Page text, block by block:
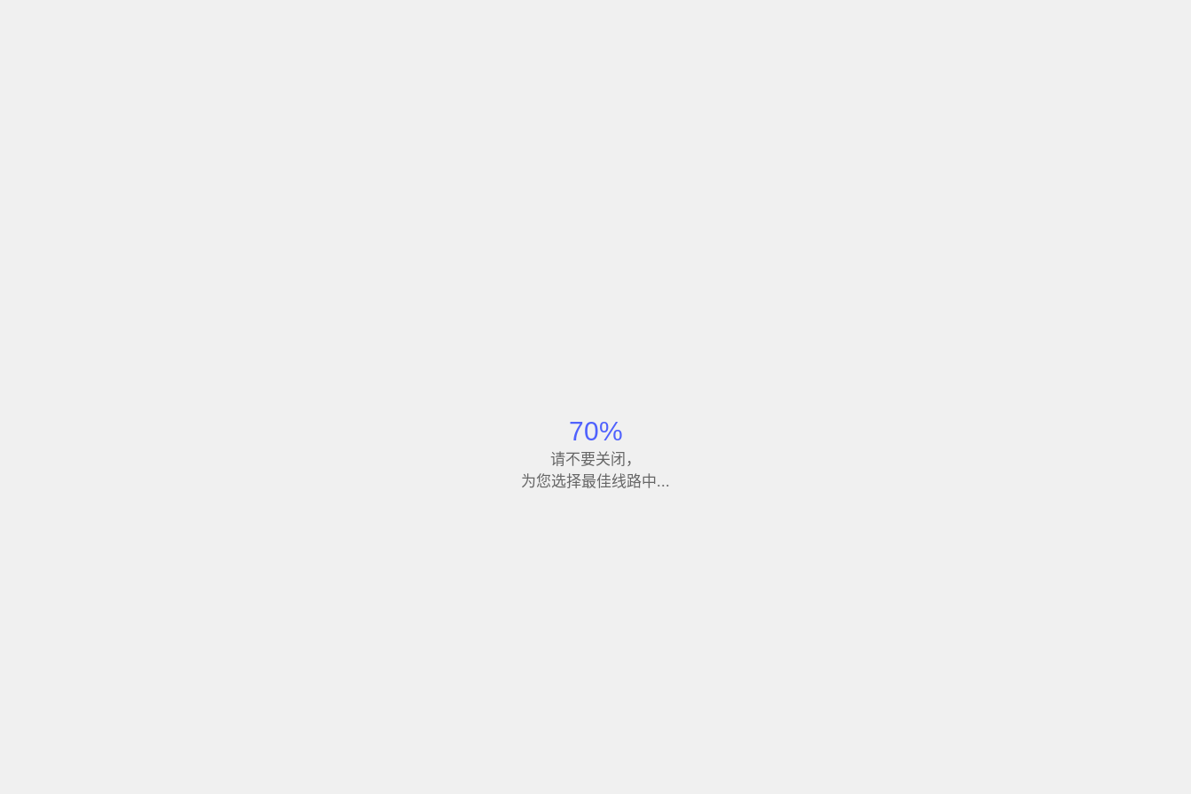
76%
请不要关闭，
为您选择最佳线路中...